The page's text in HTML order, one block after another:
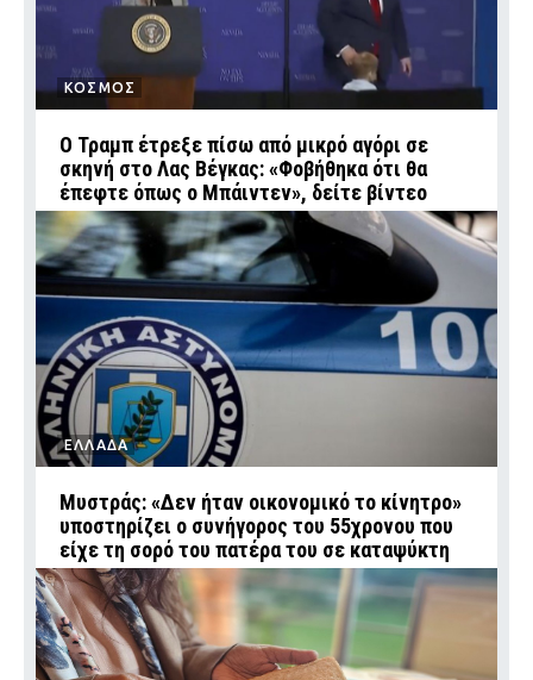
ΚΟΣΜΟΣ
Ο Τραμπ έτρεξε πίσω από μικρό αγόρι σε
σκηνή στο Λας Βέγκας: «Φοβήθηκα ότι θα
έπεφτε όπως ο Μπάιντεν», δείτε βίντεο
ΕΛΛΑΔΑ
Μυστράς: «Δεν ήταν οικονομικό το κίνητρο»
υποστηρίζει ο συνήγορος του 55χρονου που
είχε τη σορό του πατέρα του σε καταψύκτη